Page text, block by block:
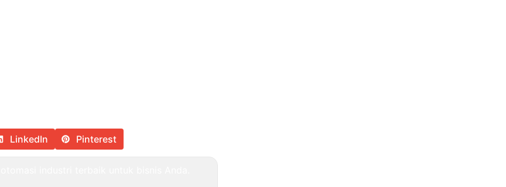
LinkedIn Pinterest